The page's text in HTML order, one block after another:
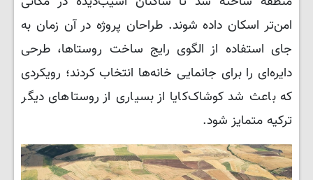
امن‌تر اسکان داده شوند. طراحان پروژه در آن زمان به
جای استفاده از الگوی رایج ساخت روستاها، طرحی
دایره‌ای را برای جانمایی خانه‌ها انتخاب کردند؛ رویکردی
که باعث شد کوشاک‌کایا از بسیاری از روستاهای دیگر
ترکیه متمایز شود.